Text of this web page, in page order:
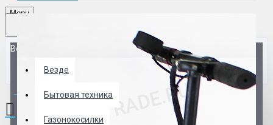
Menu
Везде
Везде
Бытовая техника
Газонокосилки
0 товар(ов) - 0 р.